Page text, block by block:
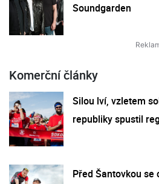
Soundgarden
Komerční články
Silou lví, vzletem
republiky spustil
Před Šantovkou se